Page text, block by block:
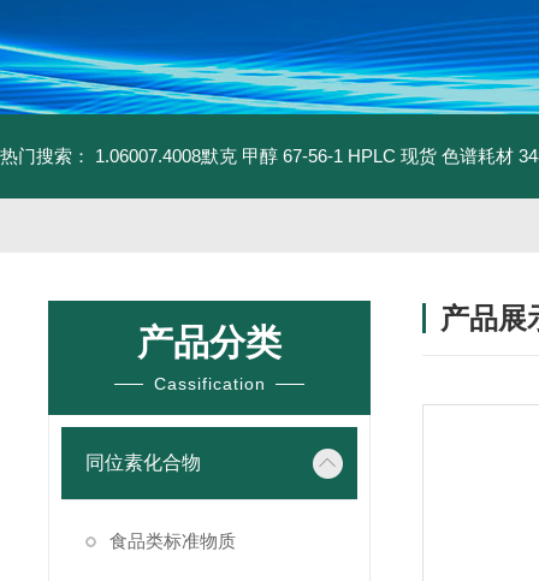
热门搜索： 1.06007.4008默克 甲醇 67-56-1 HPLC 现货 色谱耗材
产品分类
Cassification
同位素化合物
食品类标准物质
产品展